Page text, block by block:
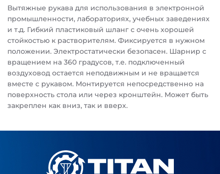
Вытяжные рукава для использования в электронной
промышленности, лабораториях, учебных заведениях
и т.д. Гибкий пластиковый шланг с очень хорошей
стойкостью к растворителям. Фиксируется в нужном
положении. Электростатически безопасен. Шарнир с
вращением на 360 градусов, т.е. подключенный
воздуховод остается неподвижным и не вращается
вместе с рукавом. Монтируется непосредственно на
поверхность стола или через кронштейн. Может быть
закреплен как вниз, так и вверх.